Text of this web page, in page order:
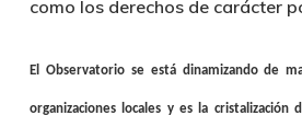
como los derechos de carácter
El Observatorio se está dinamizando de
organizaciones locales y es la